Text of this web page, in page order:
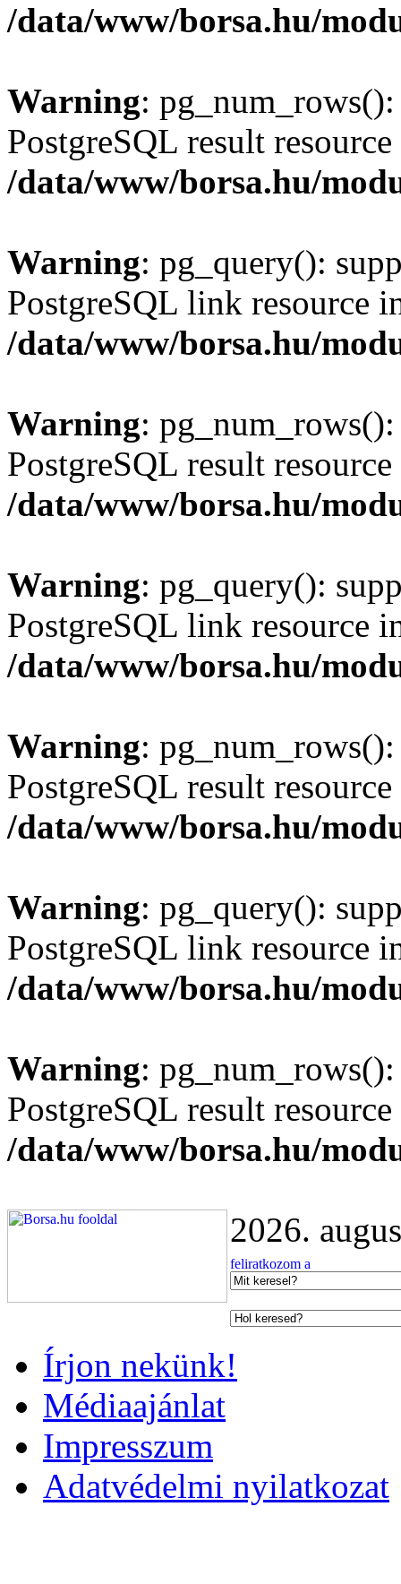
/data/www/borsa.hu/
Warning:
PostgreSQL result
/data/www/borsa.hu/
Warning: pg_query():
PostgreSQL link resource
/data/www/borsa.hu/
Warning:
PostgreSQL result
/data/www/borsa.hu/
Warning: pg_query():
PostgreSQL link resource
/data/www/borsa.hu/
Warning:
PostgreSQL result
/data/www/borsa.hu/
Warning: pg_query():
PostgreSQL link resource
/data/www/borsa.hu/
Warning:
PostgreSQL result
/data/www/borsa.hu/
2026.
Írjon nekünk!
Médiaajánlat
Impresszum
Adatvédelmi nyilatkozat